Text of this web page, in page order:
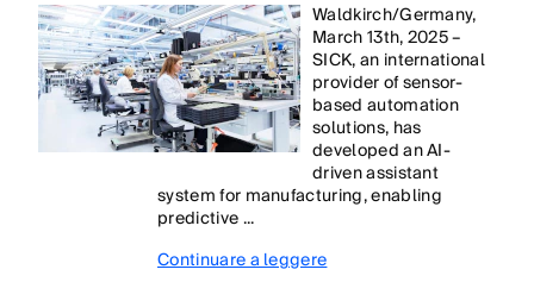
Waldkirch/Germany,
March 13th, 2025 –
SICK, an international
provider of sensor-
based automation
solutions, has
developed an AI-
driven assistant
system for manufacturing, enabling
predictive ...
Continuare a leggere